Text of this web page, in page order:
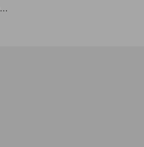
STOLIK NISKI POMOCNIK DO KANAPY DREWNO TEKOWE